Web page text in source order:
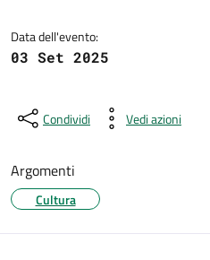
Data dell'evento:
03 Set 2025
Condividi Vedi azioni
Argomenti
Cultura